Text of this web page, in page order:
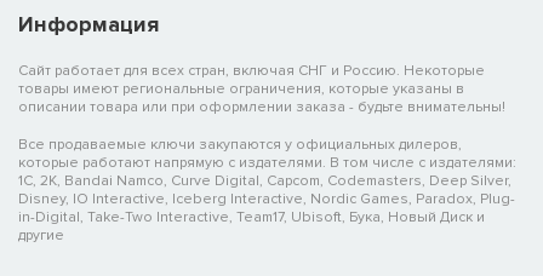
Информация
Сайт работает для всех стран, включая СНГ и Россию. Некоторые
товары имеют региональные ограничения, которые указаны в
описании товара или при оформлении заказа - будьте внимательны!
Все продаваемые ключи закупаются у официальных дилеров,
которые работают напрямую с издателями. В том числе с издателями:
1C, 2K, Bandai Namco, Curve Digital, Capcom, Codemasters, Deep Silver,
Disney, IO Interactive, Iceberg Interactive, Nordic Games, Paradox, Plug-
in-Digital, Take-Two Interactive, Team17, Ubisoft, Бука, Новый Диск и
другие